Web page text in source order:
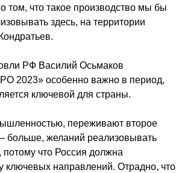
том, что такое производство мы бы
здесь, на территории
РФ Василий Осьмаков
2023» особенно важно в период,
ключевой для страны.
переживают второе
больше, желаний реализовывать
что Россия должна
ключевых направлений. Отрадно, что